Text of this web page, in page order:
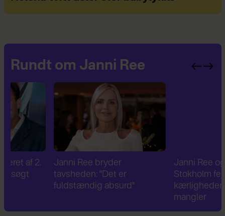
Rundt om Janni Ree
Janni Ree bryder
tavsheden: "Det er
fuldstændig absurd"
Janni Ree og Jeppe
Stokholm fejrer og
kærligheden – men én